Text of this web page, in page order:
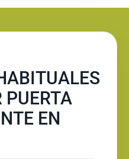
PUERTA
EN